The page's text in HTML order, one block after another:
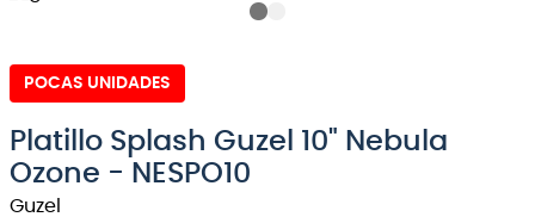
POCAS UNIDADES
Platillo Splash Guzel 10" Nebula
Ozone - NESPO10
Guzel
4.
pioneerdj
6.
guitarra
7.